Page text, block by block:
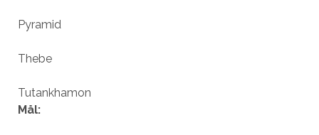
Pyramid
Thebe
Tutankhamon
Mål: